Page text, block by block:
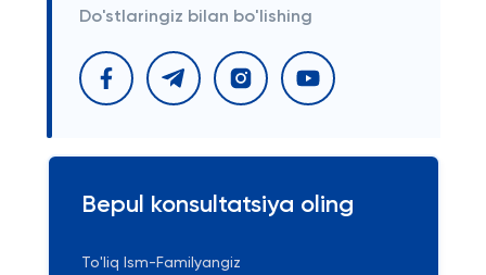
Do'stlaringiz bilan bo'lishing
Bepul konsultatsiya oling
To'liq Ism-Familyangiz